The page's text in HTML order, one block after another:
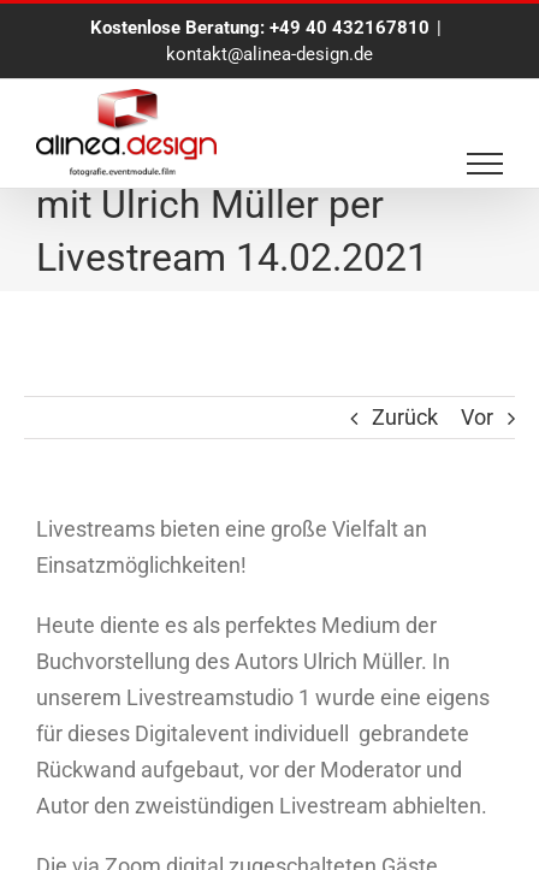
Kostenlose Beratung: +49 40 432167810 |
kontakt@alinea-design.de
Digitale Buchvorstellung
mit Ulrich Müller per
Livestream 14.02.2021
Zurück Vor
Livestreams bieten eine große Vielfalt an
Einsatzmöglichkeiten!
Heute diente es als perfektes Medium der
Buchvorstellung des Autors Ulrich Müller. In
unserem Livestreamstudio 1 wurde eine eigens
für dieses Digitalevent individuell gebrandete
Rückwand aufgebaut, vor der Moderator und
Autor den zweistündigen Livestream abhielten.